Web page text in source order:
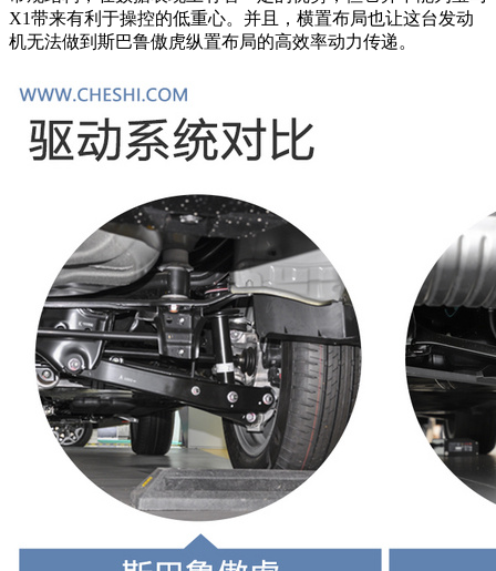
X1带来有利于操控的低重心。并且，横置布局也让这台发动
机无法做到斯巴鲁傲虎纵置布局的高效率动力传递。